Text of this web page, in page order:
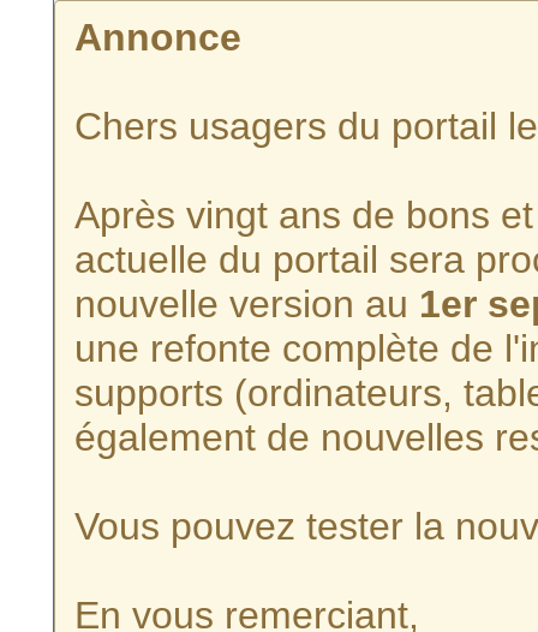
Annonce
Chers usagers du portail
Après vingt ans de bons
actuelle du portail sera
nouvelle version au 1er
une refonte complète de
supports (ordinateurs,
également de nouvelles
Vous pouvez tester la
En vous remerciant,